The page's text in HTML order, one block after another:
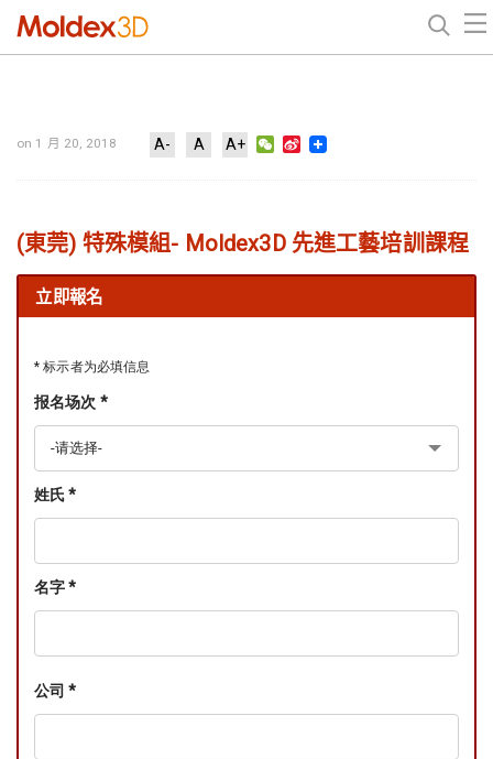
on 1 月 20, 2018 A- A A+ WeChat
Sina
(東莞) 特殊模組- Moldex3D 先進工藝培訓課程
立即報名
* 标示者为必填信息
报名场次 *
姓氏 *
名字 *
公司 *